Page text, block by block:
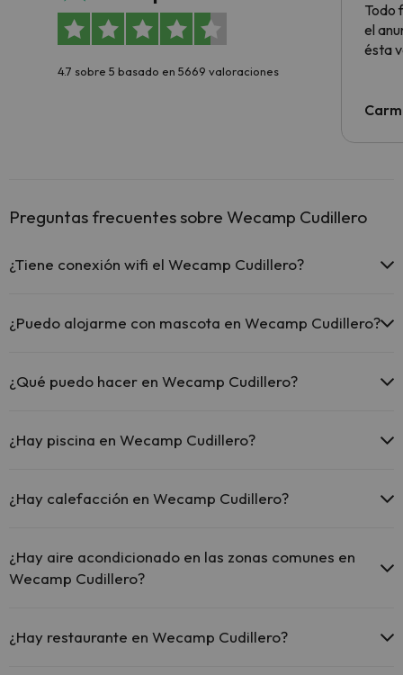
4.7 sobre 5 basado en 5669 valoraciones
Todo
el
ésta
Preguntas frecuentes sobre Wecamp Cudillero
¿Tiene conexión wifi el Wecamp Cudillero?
comunes.
¿Puedo alojarme con mascota en Wecamp Cudillero?
¿Qué puedo hacer en Wecamp Cudillero?
pueden ser de pago).
¿Hay piscina en Wecamp Cudillero?
pago) Aquí tienes más info sobre la piscina y otras instalaciones.
¿Hay calefacción en Wecamp Cudillero?
¿Hay aire acondicionado en las zonas comunes en
Wecamp Cudillero?
comunes.
¿Hay restaurante en Wecamp Cudillero?